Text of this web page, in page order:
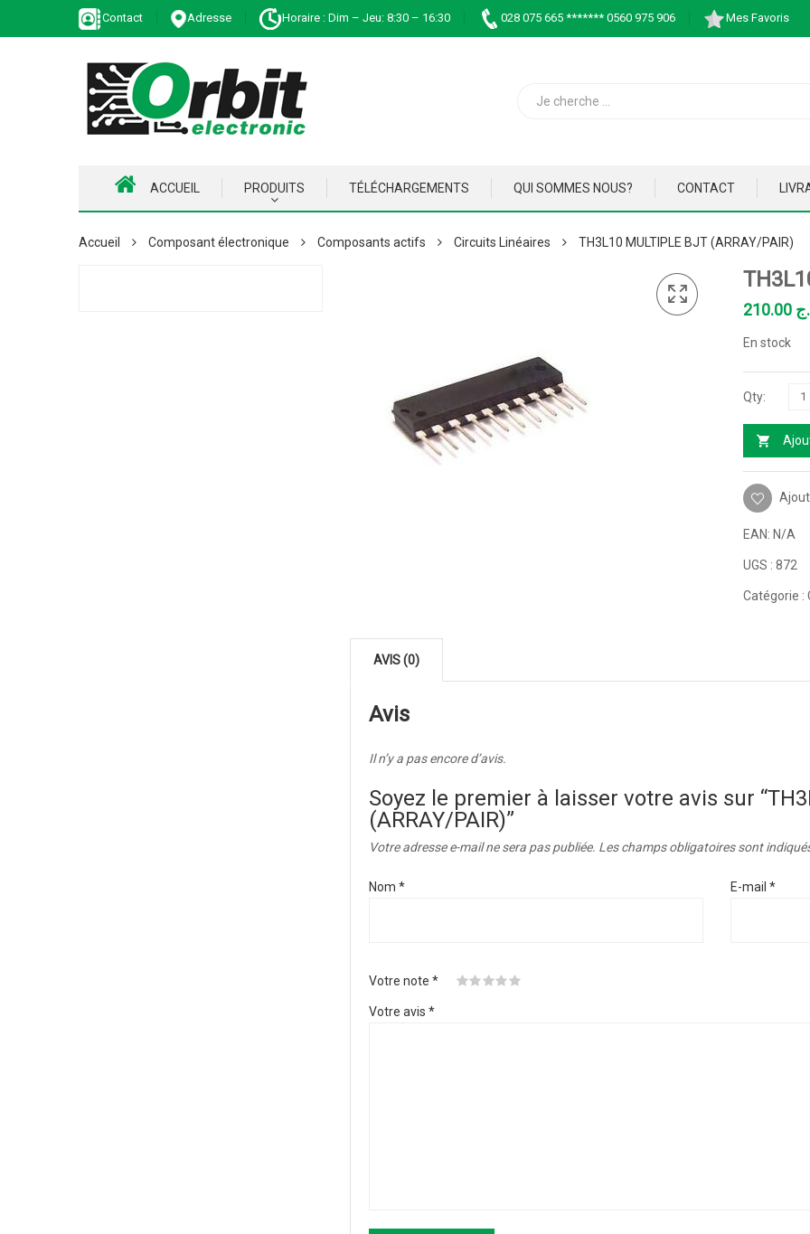
Contact Adresse Horaire : Dim – Jeu: 8:30 – 16:30 028 075 665 ******* 0560 975 906 Mes Favoris
ACCUEIL PRODUITS TÉLÉCHARGEMENTS QUI SOMMES NOUS? CONTACT
Accueil Composant électronique Composants actifs Circuits Linéaires TH3L10 MULTIPLE BJT (ARRAY/PAIR)
En stock
EAN: N/A
UGS : 872
Catégorie :
AVIS (0)
Avis
Il n’y a pas encore d’avis.
Soyez le premier à laisser votre avis sur
(ARRAY/PAIR)”
Votre adresse e-mail ne sera pas publiée. Les champs obligatoires sont
Nom * E-mail *
Votre note *
Votre avis *